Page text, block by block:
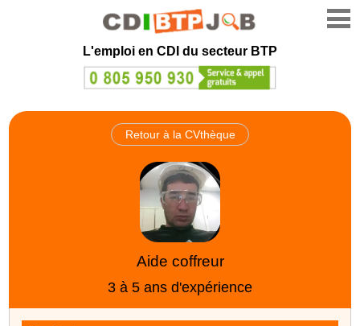
L'emploi en CDI du secteur BTP
Retour à la CVthèque
Aide coffreur
3 à 5 ans d'expérience